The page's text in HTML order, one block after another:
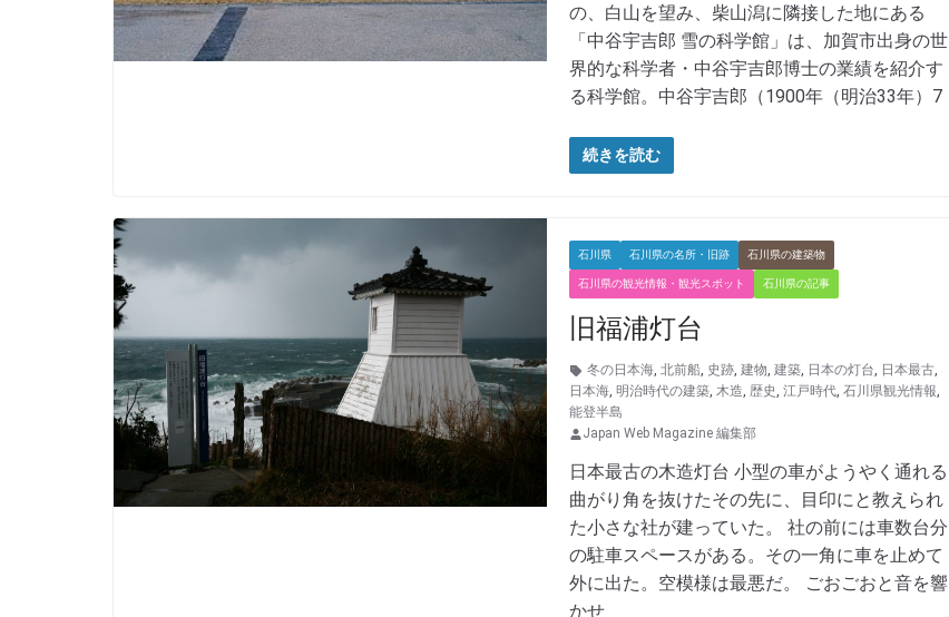
の、白山を望み、柴山潟に隣接した地にある
「中谷宇吉郎 雪の科学館」は、加賀市出身の世
界的な科学者・中谷宇吉郎博士の業績を紹介す
る科学館。中谷宇吉郎（1900年（明治33年）7
続きを読む
石川県 石川県の名所・旧跡 石川県の建築物
石川県の観光情報・観光スポット 石川県の記事
旧福浦灯台
冬の日本海, 北前船, 史跡, 建物, 建築, 日本の灯台, 日本最古,
日本海, 明治時代の建築, 木造, 歴史, 江戸時代, 石川県観光情報,
能登半島
Japan Web Magazine 編集部
日本最古の木造灯台 小型の車がようやく通れる
曲がり角を抜けたその先に、目印にと教えられ
た小さな社が建っていた。 社の前には車数台分
の駐車スペースがある。その一角に車を止めて
外に出た。空模様は最悪だ。 ごおごおと音を響
かせ